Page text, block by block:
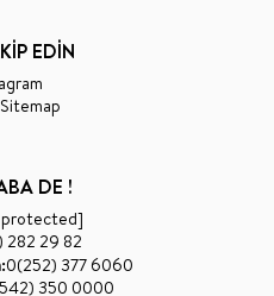
EDİN
DE !
protected]
282 29 82
0(252) 377 6060
350 0000